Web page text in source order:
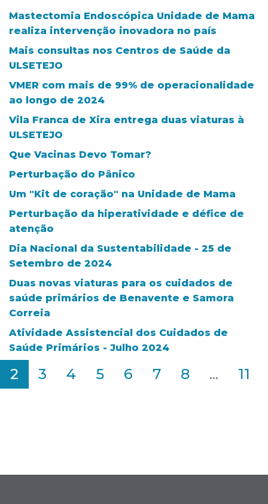
Mastectomia Endoscópica Unidade de Mama
realiza intervenção inovadora no país
Mais consultas nos Centros de Saúde da
ULSETEJO
VMER com mais de 99% de operacionalidade
ao longo de 2024
Vila Franca de Xira entrega duas viaturas à
ULSETEJO
Que Vacinas Devo Tomar?
Perturbação do Pânico
Um "Kit de coração" na Unidade de Mama
Perturbação da hiperatividade e défice de
atenção
Dia Nacional da Sustentabilidade - 25 de
Setembro de 2024
Duas novas viaturas para os cuidados de
saúde primários de Benavente e Samora
Correia
Atividade Assistencial dos Cuidados de
Saúde Primários - Julho 2024
2 3 4 5 6 7 8 ... 11